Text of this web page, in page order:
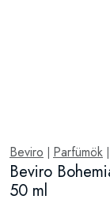
Beviro Parfümök
Beviro
50 ml